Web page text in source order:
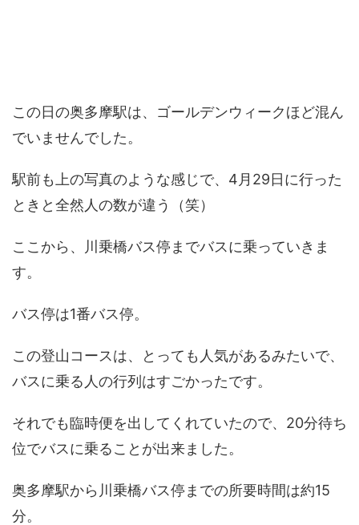
この日の奥多摩駅は、ゴールデンウィークほど混ん
でいませんでした。
駅前も上の写真のような感じで、4月29日に行った
ときと全然人の数が違う（笑）
ここから、川乗橋バス停までバスに乗っていきま
す。
バス停は1番バス停。
この登山コースは、とっても人気があるみたいで、
バスに乗る人の行列はすごかったです。
それでも臨時便を出してくれていたので、20分待ち
位でバスに乗ることが出来ました。
奥多摩駅から川乗橋バス停までの所要時間は約15
分。